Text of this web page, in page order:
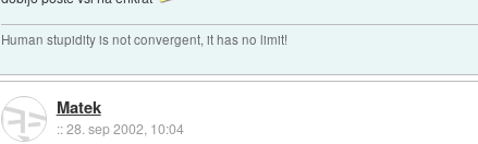
Human stupidity is not convergent, it has no limit!
Matek
::28. sep 2002, 10:04